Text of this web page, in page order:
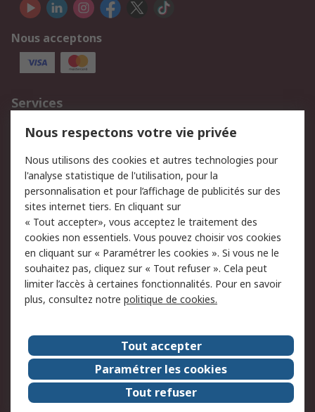
Nous acceptons
Services
750.000 produits
2.500 marques
Retours
Support technique
Track & trace
Legal
Politique de cookies
Sécurité des e-mails
Politique de protection
des données - Mise à
jour
Conditions générales
de vente
A propos de RS
Le groupe RS Group
A propos de RS
RS dans le monde
Travaillez chez RS
ESG
Nous respectons votre vie privée
Nous utilisons des cookies et autres technologies pour
l'analyse statistique de l'utilisation, pour la
personnalisation et pour l’affichage de publicités sur des
sites internet tiers. En cliquant sur
« Tout accepter», vous acceptez le traitement des
cookies non essentiels. Vous pouvez choisir vos cookies
en cliquant sur « Paramétrer les cookies ». Si vous ne le
souhaitez pas, cliquez sur « Tout refuser ». Cela peut
limiter l’accès à certaines fonctionnalités. Pour en savoir
plus, consultez notre politique de cookies.
Tout accepter
Paramétrer les cookies
Tout refuser